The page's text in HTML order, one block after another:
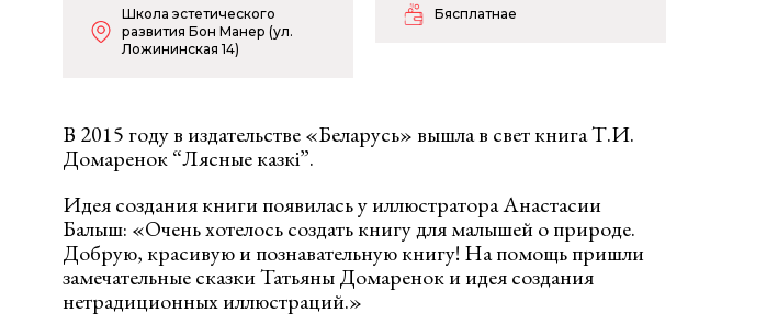
Школа эстетического
развития Бон Манер (ул.
Ложининская 14)
Бясплатнае
В 2015 году в издательстве «Беларусь» вышла в свет книга Т.И.
Домаренок “Лясные казкi”.
Идея создания книги появилась у иллюстратора Анастасии
Балыш: «Очень хотелось создать книгу для малышей о природе.
Добрую, красивую и познавательную книгу! На помощь пришли
замечательные сказки Татьяны Домаренок и идея создания
нетрадиционных иллюстраций.»